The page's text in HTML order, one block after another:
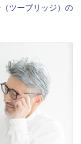
ツーブリッジ）の